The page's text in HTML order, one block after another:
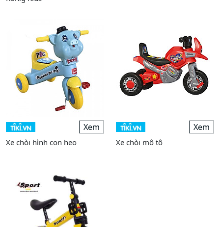
Xem
Xe chòi hình con heo
Xem
Xe chòi mô tô